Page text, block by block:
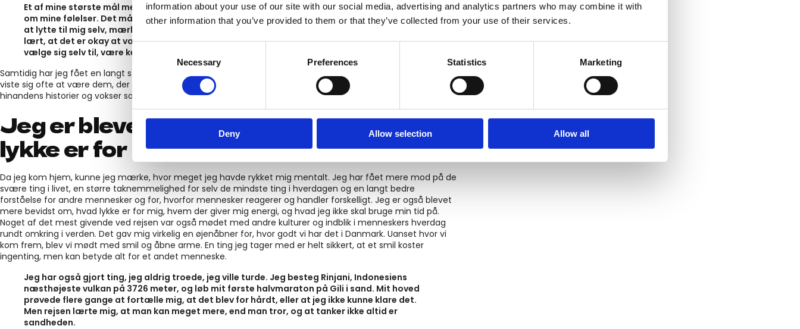
information about your use of our site with our social media, advertising and analytics partners who may combine it with
other information that you’ve provided to them or that they’ve collected from your use of their services.
Necessary Preferences Statistics Marketing
Deny Allow selection Allow all
Et af mine største mål med rejsen var at blive bedre til at være i nuet og vise og snakke højt
om mine følelser. Det må jeg bare sige, at jeg er blevet meget bedre til. Jeg er blevet bedre til
at lytte til mig selv, mærke hvad jeg har brug for og stå ved de følelser, der kommer. Jeg har
lært, at det er okay at være ærlig omkring, hvordan man har det. Det er okay at sige fra,
vælge sig selv til, være ked af det, tage pauser og aflyse, når man har brug for det.
Samtidig har jeg fået en langt større forståelse for andre mennesker og for livet generelt. De svære dage
viste sig ofte at være dem, der gav allermest, fordi man lærte, at man ikke er alene, og fordi man spejler sig i
hinandens historier og vokser sammen.
Jeg er blevet mere bevidst om, hvad
lykke er for mig.
Da jeg kom hjem, kunne jeg mærke, hvor meget jeg havde rykket mig mentalt. Jeg har fået mere mod på de
svære ting i livet, en større taknemmelighed for selv de mindste ting i hverdagen og en langt bedre
forståelse for andre mennesker og for, hvorfor mennesker reagerer og handler forskelligt. Jeg er også blevet
mere bevidst om, hvad lykke er for mig, hvem der giver mig energi, og hvad jeg ikke skal bruge min tid på.
Noget af det mest givende ved rejsen var også mødet med andre kulturer og indblik i menneskers hverdag
rundt omkring i verden. Det gav mig virkelig en øjenåbner for, hvor godt vi har det i Danmark. Uanset hvor vi
kom frem, blev vi mødt med smil og åbne arme. En ting jeg tager med er helt sikkert, at et smil koster
ingenting, men kan betyde alt for et andet menneske.
Jeg har også gjort ting, jeg aldrig troede, jeg ville turde. Jeg besteg Rinjani, Indonesiens
næsthøjeste vulkan på 3726 meter, og løb mit første halvmaraton på Gili i sand. Mit hoved
prøvede flere gange at fortælle mig, at det blev for hårdt, eller at jeg ikke kunne klare det.
Men rejsen lærte mig, at man kan meget mere, end man tror, og at tanker ikke altid er
sandheden.